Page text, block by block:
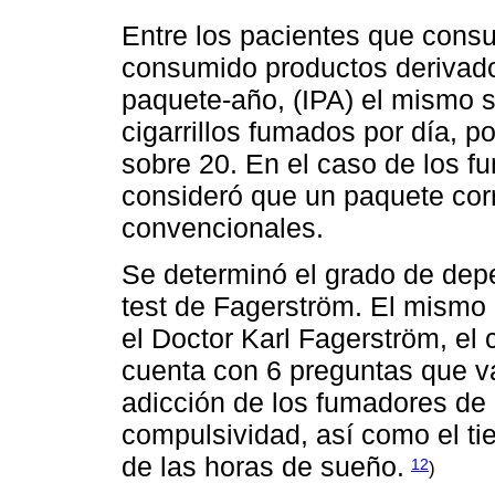
Entre los pacientes que
consumido productos
paquete-año, (IPA) el mismo
cigarrillos fumados por día,
sobre 20. En el caso de los
consideró que un paquete
convencionales.
Se determinó el grado de
test de Fagerström. El
el Doctor Karl Fagerström, el
cuenta con 6 preguntas que
adicción de los fumadores
compulsividad, así como el
de las horas de sueño. 12)